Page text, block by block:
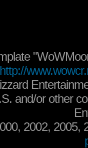
http://
and/or other
2002, 2005,